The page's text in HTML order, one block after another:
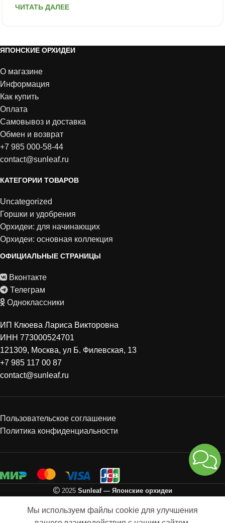
ЧИТАТЬ ДАЛЕЕ
ЯПОНСКИЕ ОРХИДЕИ
О магазине
Информация
Как купить
Оплата
Самовывоз и доставка
Обмен и возврат
+7 985 000-58-44
contact@sunleaf.ru
КАТЕГОРИИ ТОВАРОВ
Uncategorized
Горшки и удобрения
Орхидеи: для начинающих
Орхидеи: основная коллекция
ОФИЦИАЛЬНЫЕ СТРАНИЦЫ
Вконтакте
Телеграм
Одноклассники
ИП Клюева Лариса Викторовна
ИНН 773000524701
121309, Москва, ул Б. Филевская, 13
+7 985 117 00 87
contact@sunleaf.ru
Пользовательское соглашение
Политика конфиденциальности
2025 Sunleaf — Японские орхидеи
Мы используем файлы cookie для улучшения